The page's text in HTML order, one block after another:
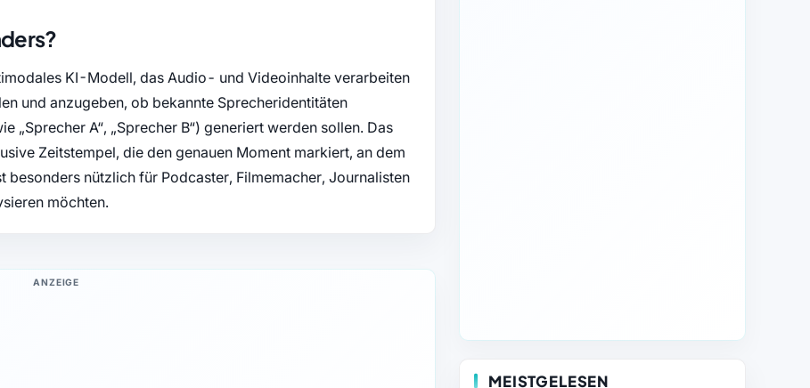
KI-Modell, das Audio- und Videoinhalte verarbeiten
und anzugeben, ob bekannte Sprecheridentitäten
„Sprecher A“, „Sprecher B“) generiert werden sollen. Das
Zeitstempel, die den genauen Moment markiert, an dem
besonders nützlich für Podcaster, Filmemacher, Journalisten
möchten.
ANZEIGE
MEISTGELESEN